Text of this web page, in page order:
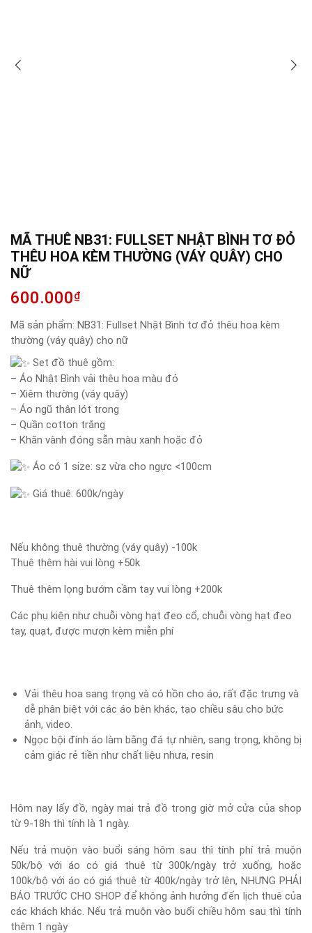
MÃ THUÊ NB31: FULLSET NHẬT BÌNH TƠ ĐỎ
THÊU HOA KÈM THƯỜNG (VÁY QUÂY) CHO
NỮ
600.000₫
Mã sản phẩm: NB31: Fullset Nhật Bình tơ đỏ thêu hoa kèm
thường (váy quây) cho nữ
Set đồ thuê gồm:
– Áo Nhật Bình vải thêu hoa màu đỏ
– Xiêm thường (váy quây)
– Áo ngũ thân lót trong
– Quần cotton trắng
– Khăn vành đóng sẵn màu xanh hoặc đỏ
Áo có 1 size: sz vừa cho ngực <100cm
Giá thuê: 600k/ngày
Nếu không thuê thường (váy quây) -100k
Thuê thêm hài vui lòng +50k
Thuê thêm lọng bướm cầm tay vui lòng +200k
Các phụ kiện như chuỗi vòng hạt đeo cổ, chuỗi vòng hạt đeo
tay, quạt, được mượn kèm miễn phí
Vải thêu hoa sang trọng và có hồn cho áo, rất đặc trưng và
dễ phân biệt với các áo bên khác, tạo chiều sâu cho bức
ảnh, video.
Ngọc bội đính áo làm bằng đá tự nhiên, sang trọng, không bị
cảm giác rẻ tiền như chất liệu nhưa, resin
Hôm nay lấy đồ, ngày mai trả đồ trong giờ mở cửa của shop
từ 9-18h thì tính là 1 ngày.
Nếu trả muộn vào buổi sáng hôm sau thì tính phí trả muộn
50k/bộ với áo có giá thuê từ 300k/ngày trở xuống, hoặc
100k/bộ với áo có giá thuê từ 400k/ngày trở lên, NHƯNG PHẢI
BÁO TRƯỚC CHO SHOP để không ảnh hưởng đến lịch thuê của
các khách khác. Nếu trả muộn vào buổi chiều hôm sau thì tính
thêm 1 ngày